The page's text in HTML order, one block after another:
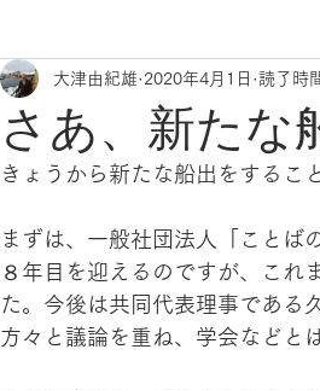
2009 2008 2007
さあ、新たな
大津由紀雄 2020年4月1日 読了時
きょうから新たな船出をするこ
まずは、一般社団法人「ことば
８年目を迎えるのですが、これ
た。今後は共同代表理事である
方々と議論を重ね、学会などと